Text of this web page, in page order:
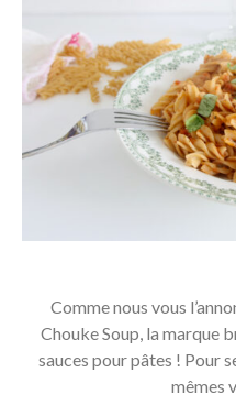
Comme nous vous
Chouke Soup, la marque
sauces pour pâtes ! Pour
mêmes